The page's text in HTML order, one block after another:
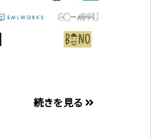
続きを見る